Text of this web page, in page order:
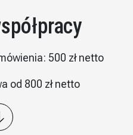
500 zł netto
od 800 zł netto
InPost